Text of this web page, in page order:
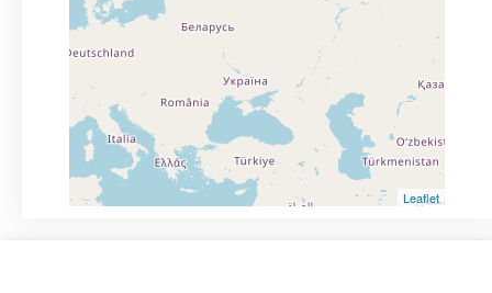
Leaflet